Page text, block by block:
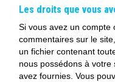
Les droits que vous
Si vous avez un compte
commentaires sur le
un fichier contenant
nous possédons à
avez fournies. Vous